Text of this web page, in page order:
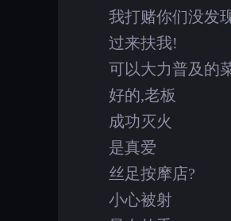
我打赌你们没发
过来扶我!
可以大力普及的
好的,老板
成功灭火
是真爱
丝足按摩店?
小心被射